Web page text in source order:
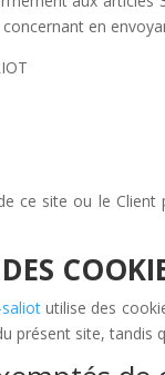
en
ce site ou le
utilise des
présent site, tandis